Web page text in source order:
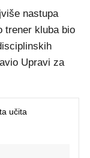
nastupa
trener kluba bio
Upravi za